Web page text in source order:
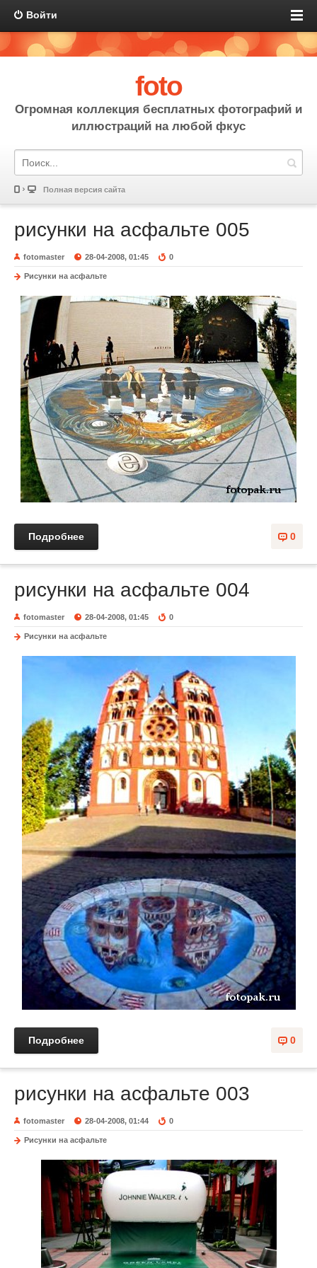
Войти
foto
Огромная коллекция бесплатных фотографий и
иллюстраций на любой фкус
Полная версия сайта
рисунки на асфальте 005
fotomaster 28-04-2008, 01:45 0
Рисунки на асфальте
0
Подробнее
рисунки на асфальте 004
fotomaster 28-04-2008, 01:45 0
Рисунки на асфальте
0
Подробнее
рисунки на асфальте 003
fotomaster 28-04-2008, 01:44 0
Рисунки на асфальте